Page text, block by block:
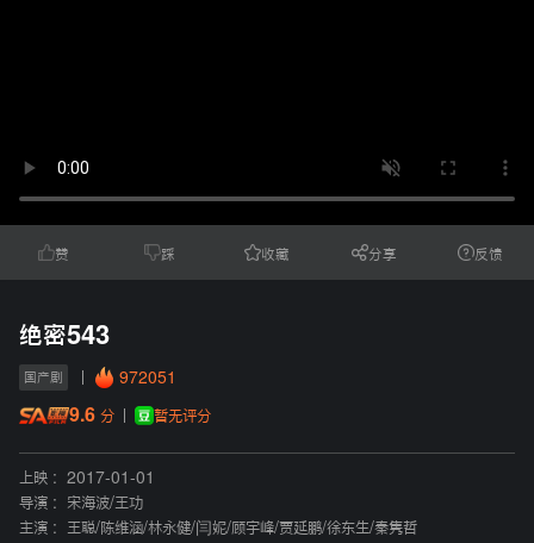
赞 踩 收藏 分享 反馈
绝密543
国产剧 972051
9.6 分 暂无评分
上映 :
2017-01-01
导演 :
宋海波/王功
主演 :
王聪/陈维涵/林永健/闫妮/顾宇峰/贾延鹏/徐东生/秦隽哲